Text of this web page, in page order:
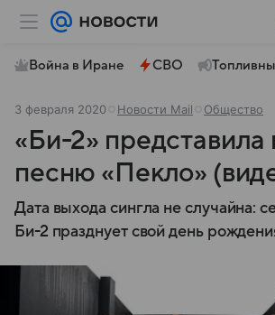
Война в Иране СВО
3 февраля 2020 Новости Mail Общество
«Би-2» представила
песню «Пекло»
Дата выхода сингла не случайна:
Би-2 празднует свой день